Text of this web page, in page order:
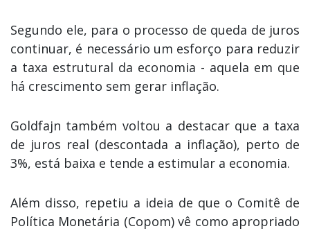
Segundo ele, para o processo de queda de juros
continuar, é necessário um esforço para reduzir
a taxa estrutural da economia - aquela em que
há crescimento sem gerar inflação.
Goldfajn também voltou a destacar que a taxa
de juros real (descontada a inflação), perto de
3%, está baixa e tende a estimular a economia.
Além disso, repetiu a ideia de que o Comitê de
Política Monetária (Copom) vê como apropriado